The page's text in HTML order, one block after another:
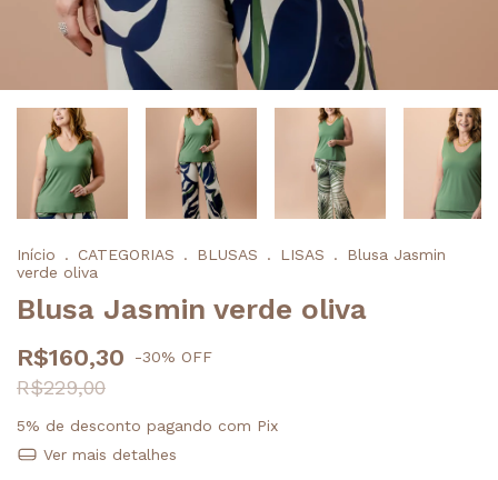
Início . CATEGORIAS . BLUSAS . LISAS .
Blusa Jasmin
verde oliva
Blusa Jasmin verde oliva
R$160,30 -30% OFF
R$229,00
5% de desconto pagando com Pix
Ver mais detalhes